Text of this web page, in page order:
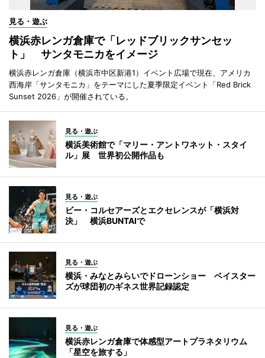
見る・遊ぶ
横浜赤レンガ倉庫で「レッドブリックサンセッ
ト」 サンタモニカをイメージ
横浜赤レンガ倉庫（横浜市中区新港1）イベント広場で現在、アメリカ
西海岸「サンタモニカ」をテーマにした夏季限定イベント「Red Brick
Sunset 2026」が開催されている。
見る・遊ぶ
横浜美術館で「マリー・アントワネット・スタイ
ル」展 世界初公開作品も
見る・遊ぶ
ビー・コルセアーズとエクセレンスが「横浜対
決」 横浜BUNTAIで
見る・遊ぶ
横浜・みなとみらいでドローンショー ベイスター
ズが球団初のギネス世界記録認定
見る・遊ぶ
横浜赤レンガ倉庫で体感型アートプラネタリウム
「星空を旅する」